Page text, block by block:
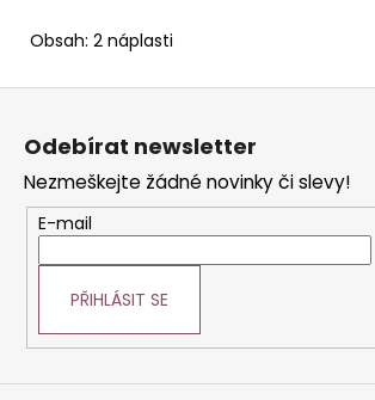
Obsah: 2 náplasti
Z
Odebírat newsletter
Nezmeškejte žádné novinky či slevy!
E-mail
PŘIHLÁSIT SE